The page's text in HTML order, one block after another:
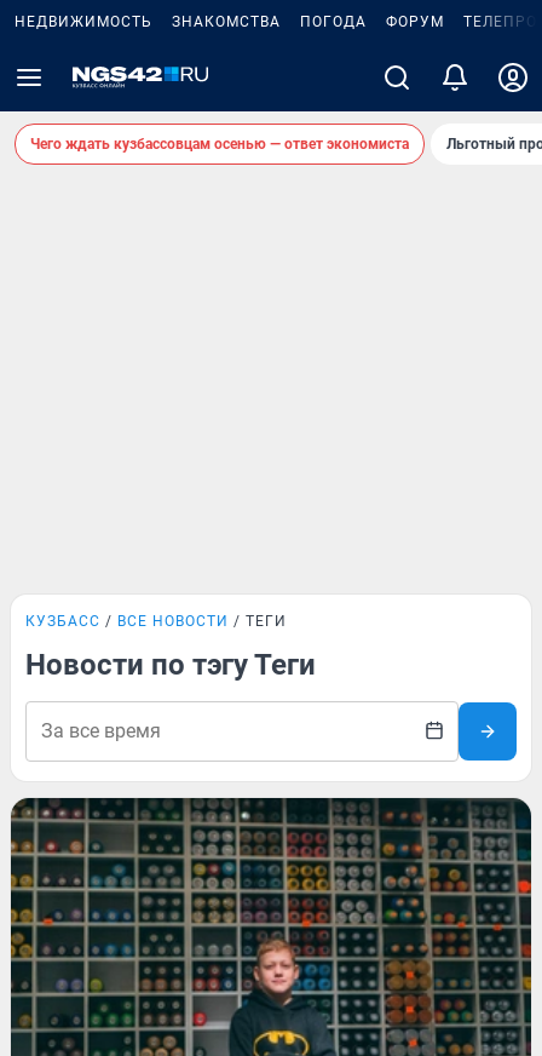
НЕДВИЖИМОСТЬ ЗНАКОМСТВА ПОГОДА ФОРУМ
Чего ждать кузбассовцам осенью — ответ экономиста Льготный
КУЗБАСС ВСЕ НОВОСТИ ТЕГИ
Новости по тэгу Теги